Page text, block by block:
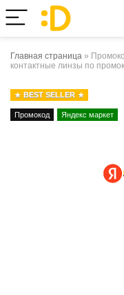
Главная страница »
контактные линзы по
BEST SELLER
Промокод Яндекс маркет